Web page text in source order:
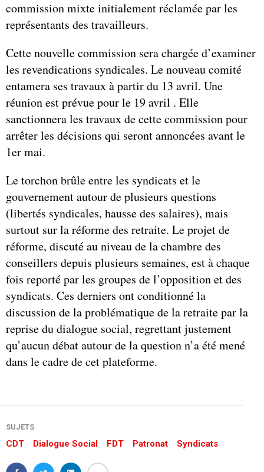
commission mixte initialement réclamée par les
représentants des travailleurs.
Cette nouvelle commission sera chargée d’examiner
les revendications syndicales. Le nouveau comité
entamera ses travaux à partir du 13 avril. Une
réunion est prévue pour le 19 avril . Elle
sanctionnera les travaux de cette commission pour
arrêter les décisions qui seront annoncées avant le
1er mai.
Le torchon brûle entre les syndicats et le
gouvernement autour de plusieurs questions
(libertés syndicales, hausse des salaires), mais
surtout sur la réforme des retraite. Le projet de
réforme, discuté au niveau de la chambre des
conseillers depuis plusieurs semaines, est à chaque
fois reporté par les groupes de l’opposition et des
syndicats. Ces derniers ont conditionné la
discussion de la problématique de la retraite par la
reprise du dialogue social, regrettant justement
qu’aucun débat autour de la question n’a été mené
dans le cadre de cet plateforme.
SUJETS
CDT Dialogue Social FDT Patronat Syndicats